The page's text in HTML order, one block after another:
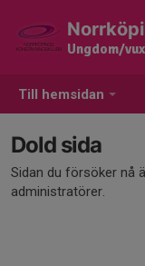
Till hemsidan
Ungdom/
Dold sida
Sidan du försöker nå
administratörer.